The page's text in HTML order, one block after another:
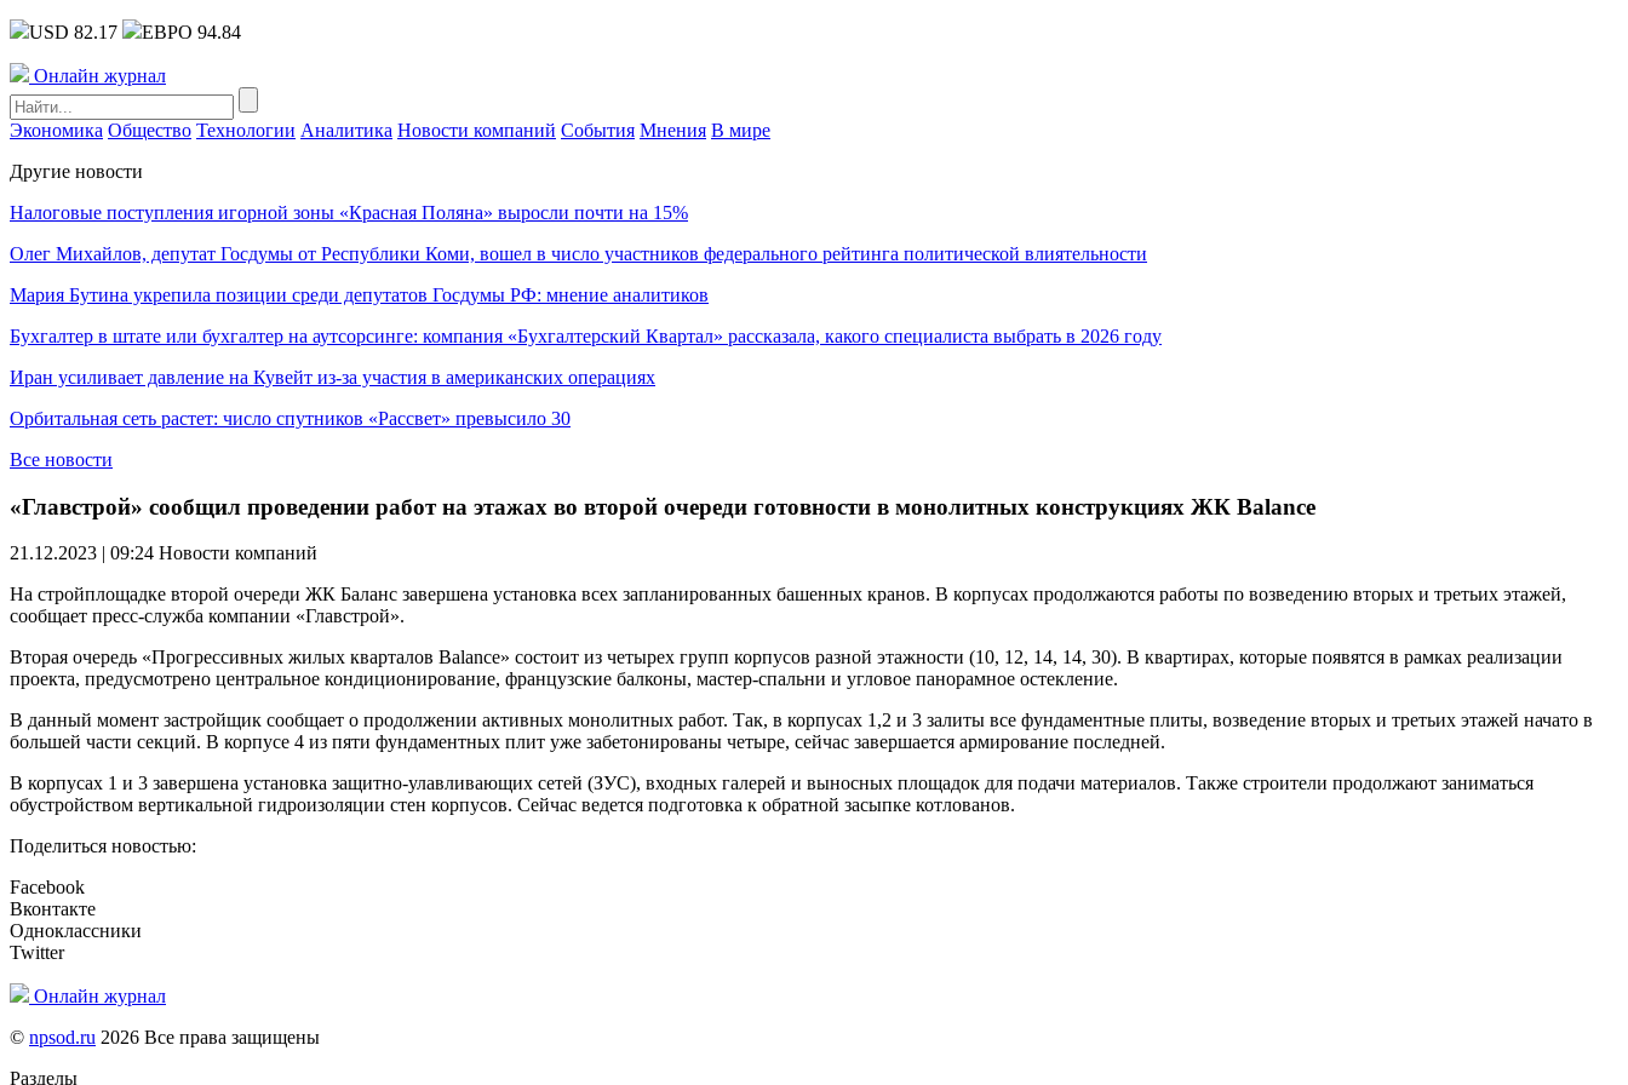
USD 82.17 ЕВРО 94.84
Онлайн журнал
Экономика Общество Технологии Аналитика Новости компаний События Мнения В мире
Другие новости
Налоговые поступления игорной зоны «Красная Поляна» выросли почти на 15%
Олег Михайлов, депутат Госдумы от Республики Коми, вошел в число участников федерального рейтинга политической влиятельности
Мария Бутина укрепила позиции среди депутатов Госдумы РФ: мнение аналитиков
Бухгалтер в штате или бухгалтер на аутсорсинге: компания «Бухгалтерский Квартал» рассказала, какого специалиста выбрать в 2026 году
Иран усиливает давление на Кувейт из-за участия в американских операциях
Орбитальная сеть растет: число спутников «Рассвет» превысило 30
Все новости
«Главстрой» сообщил проведении работ на этажах во второй очереди готовности в монолитных конструкциях ЖК Balance
21.12.2023 | 09:24 Новости компаний
На стройплощадке второй очереди ЖК Баланс завершена установка всех запланированных башенных кранов. В корпусах продолжаются работы по возведению вторых и третьих этажей,
сообщает пресс-служба компании «Главстрой».
Вторая очередь «Прогрессивных жилых кварталов Balance» состоит из четырех групп корпусов разной этажности (10, 12, 14, 14, 30). В квартирах, которые появятся в рамках реализации
проекта, предусмотрено центральное кондиционирование, французские балконы, мастер-спальни и угловое панорамное остекление.
В данный момент застройщик сообщает о продолжении активных монолитных работ. Так, в корпусах 1,2 и 3 залиты все фундаментные плиты, возведение вторых и третьих этажей начато в
большей части секций. В корпусе 4 из пяти фундаментных плит уже забетонированы четыре, сейчас завершается армирование последней.
В корпусах 1 и 3 завершена установка защитно-улавливающих сетей (ЗУС), входных галерей и выносных площадок для подачи материалов. Также строители продолжают заниматься
обустройством вертикальной гидроизоляции стен корпусов. Сейчас ведется подготовка к обратной засыпке котлованов.
Поделиться новостью:
Facebook
Вконтакте
Одноклассники
Twitter
Онлайн журнал
© npsod.ru 2026 Все права защищены
Разделы